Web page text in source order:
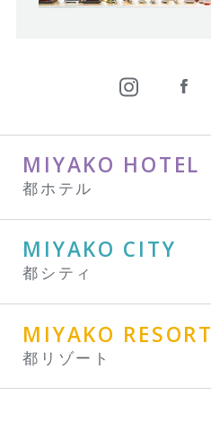
MIYAKO HOTEL
都ホテル
MIYAKO CITY
都シティ
MIYAKO RESORT
都リゾート